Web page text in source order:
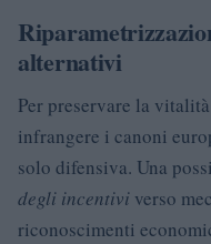
alternativi
Per preservare la
infrangere i canoni
solo difensiva. Una
degli incentivi verso
riconoscimenti